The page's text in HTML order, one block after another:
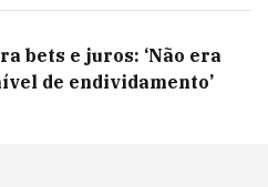
bets e juros: ‘Não era
de endividamento’